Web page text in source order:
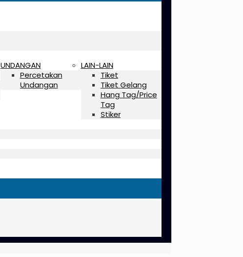
UNDANGAN
Percetakan
Undangan
LAIN-LAIN
Tiket
Tiket Gelang
Hang Tag/Price
Tag
Stiker